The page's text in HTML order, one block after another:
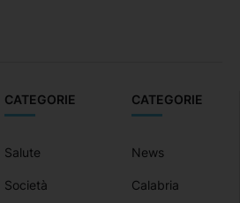
CATEGORIE
News
Calabria
CATEGORIE
Salute
Società